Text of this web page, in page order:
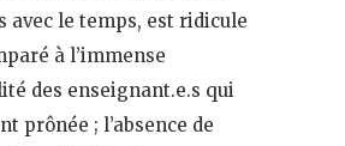
avec le temps, est ridicule
à l’immense
des enseignant.e.s qui
prônée ; l’absence de